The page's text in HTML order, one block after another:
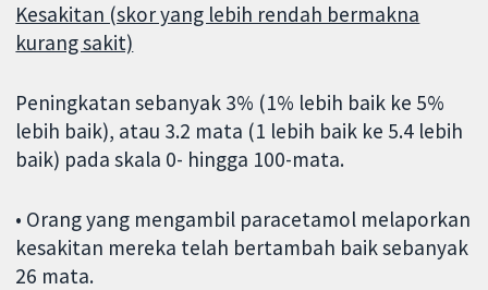
Kesakitan (skor yang lebih rendah bermakna
kurang sakit)
Peningkatan sebanyak 3% (1% lebih baik ke 5%
lebih baik), atau 3.2 mata (1 lebih baik ke 5.4 lebih
baik) pada skala 0- hingga 100-mata.
• Orang yang mengambil paracetamol melaporkan
kesakitan mereka telah bertambah baik sebanyak
26 mata.